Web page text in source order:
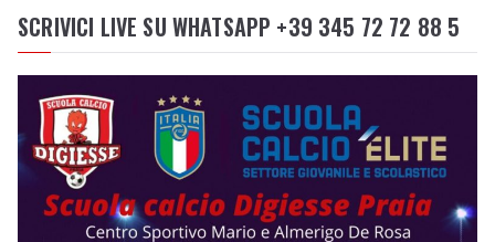
SCRIVICI LIVE SU WHATSAPP +39 345 72 72 88 5